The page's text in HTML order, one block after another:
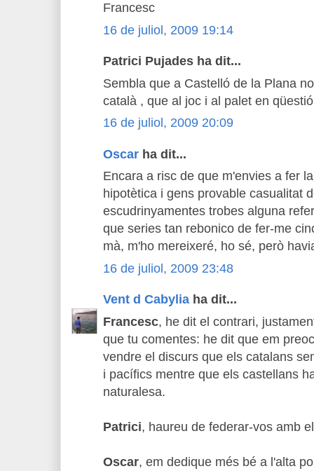
Francesc
16 de juliol, 2009 19:14
Patrici Pujades ha dit...
Sembla que a Castelló de la Plana
català , que al joc i al palet en
16 de juliol, 2009 20:09
Oscar ha dit...
Encara a risc de que m'envies a fer
hipotètica i gens provable casualitat
escudrinyamentes trobes alguna
que series tan rebonico de fer-me
mà, m'ho mereixeré, ho sé, però
16 de juliol, 2009 23:48
Vent d Cabylia ha dit...
Francesc, he dit el contrari,
que tu comentes: he dit que em
vendre el discurs que els catalans
i pacífics mentre que els castellans
naturalesa.
Patrici, haureu de federar-vos amb
Oscar, em dedique més bé a l'alta